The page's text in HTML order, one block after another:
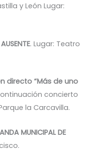
y León Lugar:
. Lugar: Teatro
directo “Más de uno
concierto
Parque la Carcavilla.
MUNICIPAL DE